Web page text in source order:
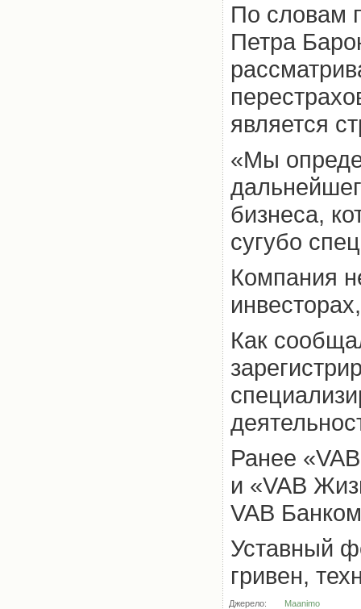
По словам
Петра
является
«Мы
бизнеса,
сугубо
Компания
Как
Ранее
и «VAB
VAB
Уставный
гривен,
Джерело:
Maanimo